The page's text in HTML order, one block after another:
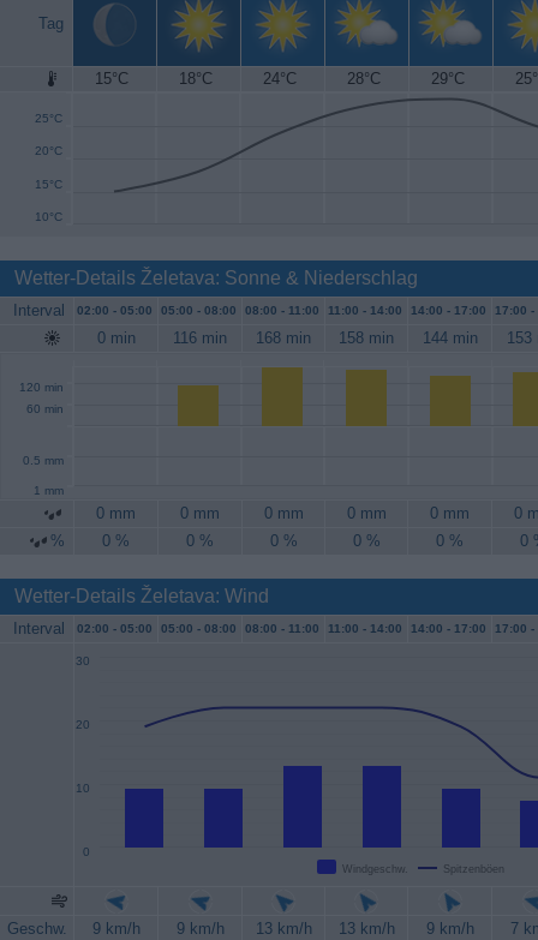
Tag
15°C 18°C 24°C 28°C 29°C
10°C
15°C
20°C
25°C
30°C
Wetter-Details Želetava: Sonne & Niederschlag
Interval 02:00 - 05:00 05:00 - 08:00 08:00 - 11:00 11:00 - 14:00 14:00 - 17:00 17:00 -
0 min 116 min 168 min 158 min 144 min 153
60 min
120 min
0.5 mm
1 mm
0 mm 0 mm 0 mm 0 mm 0 mm
0
%
0 % 0 % 0 % 0 % 0 % 0
Wetter-Details Želetava: Wind
Interval 02:00 - 05:00 05:00 - 08:00 08:00 - 11:00 11:00 - 14:00 14:00 - 17:00 17:00 -
Windgeschw. Spitzenböen
0
10
20
30
Geschw. 9 km/h 9 km/h 13 km/h 13 km/h 9 km/h
7